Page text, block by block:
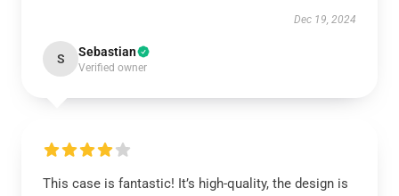
Dec 19, 2024
S Sebastian
Verified owner
This case is fantastic! It’s high-quality, the design is